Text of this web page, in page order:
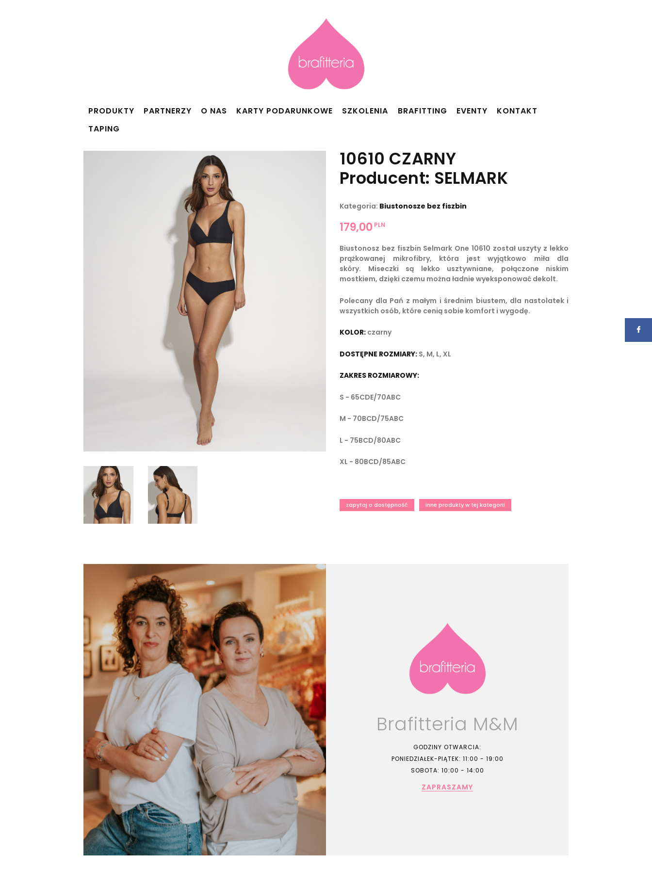
PRODUKTY PARTNERZY O NAS KARTY PODARUNKOWE SZKOLENIA BRAFITTING EVENTY
KONTAKT
TAPING
10610 CZARNY
Producent: SELMARK
Kategoria: Biustonosze bez fiszbin
179,00 PLN
Biustonosz bez fiszbin Selmark One 10610 został uszyty z lekko
prążkowanej mikrofibry, która jest wyjątkowo miła dla
skóry. Miseczki są lekko usztywniane, połączone niskim
mostkiem, dzięki czemu można ładnie wyeksponować dekolt.
Polecany dla Pań z małym i średnim biustem, dla nastolatek i
wszystkich osób, które cenią sobie komfort i wygodę.
KOLOR: czarny
DOSTĘPNE ROZMIARY: S, M, L, XL
ZAKRES ROZMIAROWY:
S - 65CDE/70ABC
M - 70BCD/75ABC
L - 75BCD/80ABC
XL - 80BCD/85ABC
zapytaj o dostępność inne produkty w tej kategorii
Brafitteria M&M
GODZINY OTWARCIA:
PONIEDZIAŁEK-PIĄTEK: 11:00 - 19:00
SOBOTA: 10:00 - 14:00
ZAPRASZAMY